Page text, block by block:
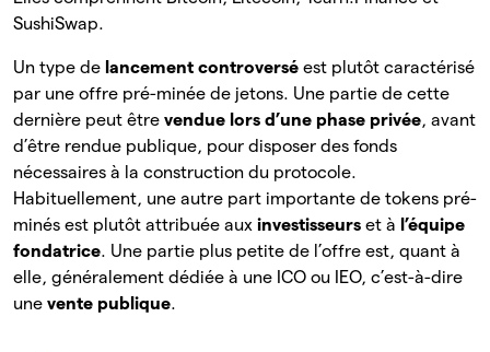
SushiSwap.
Un type de lancement controversé est plutôt caractérisé
par une offre pré-minée de jetons. Une partie de cette
dernière peut être vendue lors d’une phase privée, avant
d’être rendue publique, pour disposer des fonds
nécessaires à la construction du protocole.
Habituellement, une autre part importante de tokens pré-
minés est plutôt attribuée aux investisseurs et à l’équipe
fondatrice. Une partie plus petite de l’offre est, quant à
elle, généralement dédiée à une ICO ou IEO, c’est-à-dire
une vente publique.